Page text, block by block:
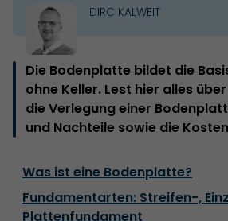
DIRC KALWEIT
Die Bodenplatte bildet die
ohne Keller. Lest hier alles
die Verlegung einer
und Nachteile sowie die
Was ist eine Bodenplatte?
Fundamentarten: Streifen-,
Plattenfundament